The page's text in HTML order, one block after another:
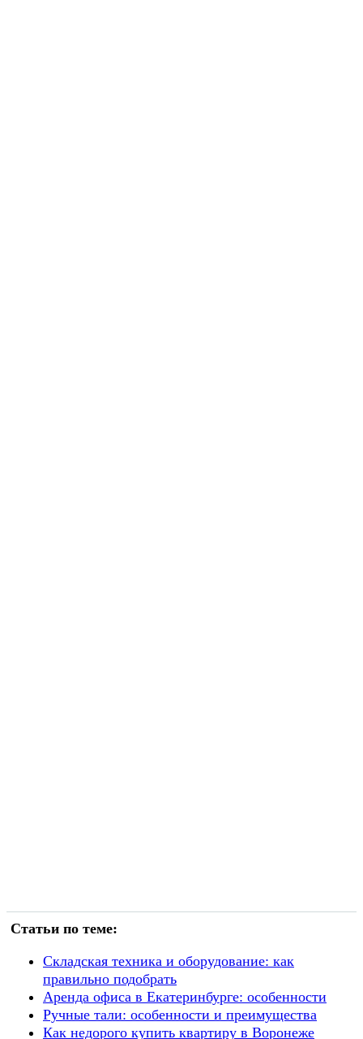
Статьи по теме:
Складская техника и оборудование: как
правильно подобрать
Аренда офиса в Екатеринбурге: особенности
Ручные тали: особенности и преимущества
Как недорого кyпить квартиру в Воронеже